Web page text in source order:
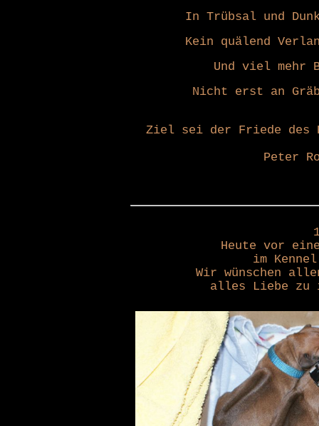
In Trübsal und
Kein quälend
Und viel mehr
Nicht erst an
Ziel sei der Friede des
Peter
Heute vor
im
Wir wünschen
alles Liebe zu